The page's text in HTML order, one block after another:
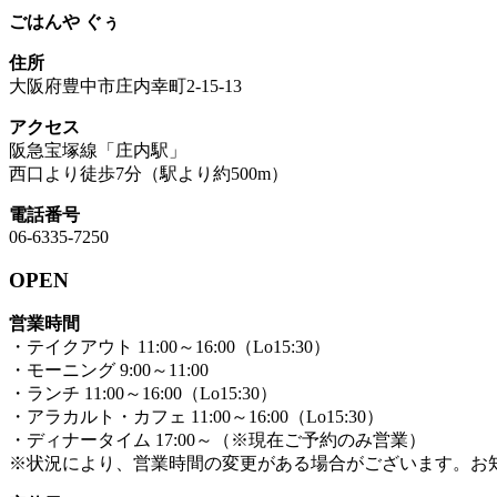
ごはんや ぐぅ
住所
大阪府豊中市庄内幸町2-15-13
アクセス
阪急宝塚線「庄内駅」
西口より徒歩7分（駅より約500m）
電話番号
06-6335-7250
OPEN
営業時間
・テイクアウト 11:00～16:00（Lo15:30）
・モーニング 9:00～11:00
・ランチ 11:00～16:00（Lo15:30）
・アラカルト・カフェ 11:00～16:00（Lo15:30）
・ディナータイム 17:00～（※現在ご予約のみ営業）
※状況により、営業時間の変更がある場合がございます。お